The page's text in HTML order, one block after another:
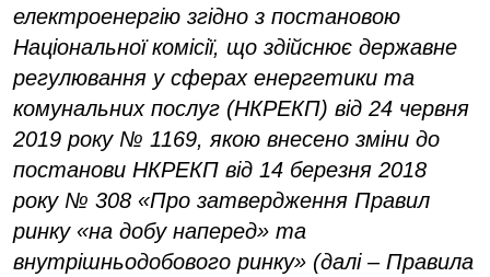
електроенергію згідно з постановою
Національної комісії, що здійснює державне
регулювання у сферах енергетики та
комунальних послуг (НКРЕКП) від 24 червня
2019 року № 1169, якою внесено зміни до
постанови НКРЕКП від 14 березня 2018
року № 308 «Про затвердження Правил
ринку «на добу наперед» та
внутрішньодобового ринку» (далі – Правила